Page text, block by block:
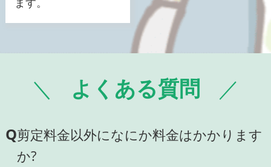
よくある質問
Q剪定料金以外になにか料金はかかります
か?